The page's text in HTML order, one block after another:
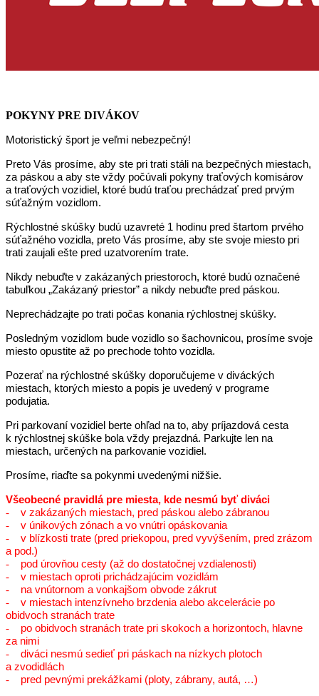
POKYNY PRE DIVÁKOV
Motoristický šport je veľmi nebezpečný!
Preto Vás prosíme, aby ste pri trati stáli na bezpečných miestach,
za páskou a aby ste vždy počúvali pokyny traťových komisárov
a traťových vozidiel, ktoré budú traťou prechádzať pred prvým
súťažným vozidlom.
Rýchlostné skúšky budú uzavreté 1 hodinu pred štartom prvého
súťažného vozidla, preto Vás prosíme, aby ste svoje miesto pri
trati zaujali ešte pred uzatvorením trate.
Nikdy nebuďte v zakázaných priestoroch, ktoré budú označené
tabuľkou „Zakázaný priestor” a nikdy nebuďte pred páskou.
Neprechádzajte po trati počas konania rýchlostnej skúšky.
Posledným vozidlom bude vozidlo so šachovnicou, prosíme svoje
miesto opustite až po prechode tohto vozidla.
Pozerať na rýchlostné skúšky doporučujeme v diváckých
miestach, ktorých miesto a popis je uvedený v programe
podujatia.
Pri parkovaní vozidiel berte ohľad na to, aby príjazdová cesta
k rýchlostnej skúške bola vždy prejazdná. Parkujte len na
miestach, určených na parkovanie vozidiel.
Prosíme, riaďte sa pokynmi uvedenými nižšie.
Všeobecné pravidlá pre miesta, kde nesmú byť diváci
-
v zakázaných miestach, pred páskou alebo zábranou
-
v únikových zónach a vo vnútri opáskovania
-
v blízkosti trate (pred priekopou, pred vyvýšením, pred zrázom
a pod.)
-
pod úrovňou cesty (až do dostatočnej vzdialenosti)
-
v miestach oproti prichádzajúcim vozidlám
-
na vnútornom a vonkajšom obvode zákrut
-
v miestach intenzívneho brzdenia alebo akcelerácie po
obidvoch stranách trate
-
po obidvoch stranách trate pri skokoch a horizontoch, hlavne
za nimi
-
diváci nesmú sedieť pri páskach na nízkych plotoch
a zvodidlách
-
pred pevnými prekážkami (ploty, zábrany, autá, …)